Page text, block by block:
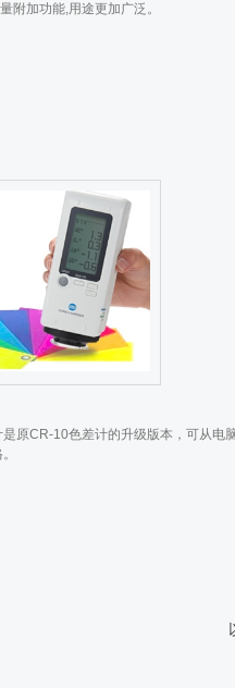
附加功能,用途更加广泛。
原CR-10色差计的升级版本，可从电